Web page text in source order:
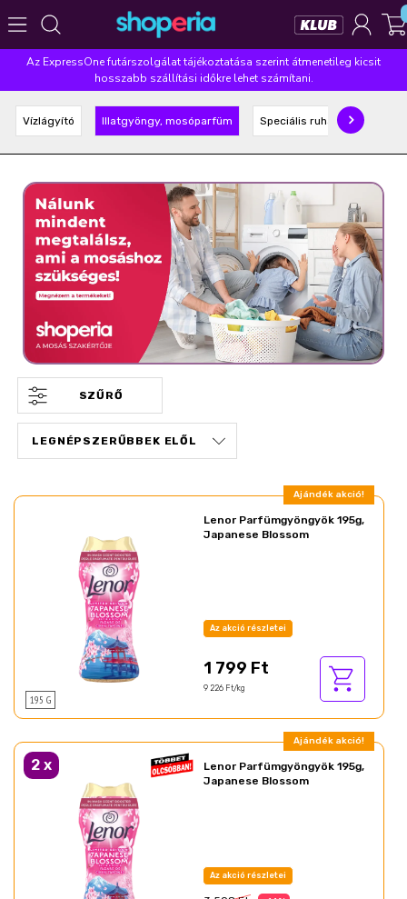
Népszerű kategóriák
Szépségápolás Élelmiszer Mosás Mosogatás
Takarítás Baba-mama Háztartás
Pampers Finish Coccolino
Népszerű keresések
leukoplast lenor finish pampers
Az ExpressOne futárszolgálat tájékoztatása szerint átmenetileg kicsit
hosszabb szállítási időkre lehet számítani.
Vízlágyító Illatgyöngy, mosóparfüm Speciális ruhaápoló
SZŰRŐ
Ajándék akció!
195 G
Lenor Parfümgyöngyök 195g,
Japanese Blossom
Az akció részletei
1 799 Ft
9 226 Ft/kg
Ajándék akció!
2 x
Lenor Parfümgyöngyök 195g,
Japanese Blossom
Az akció részletei